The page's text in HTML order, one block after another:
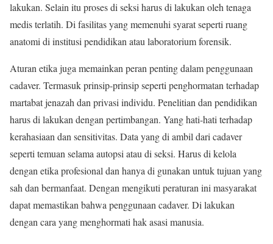
lakukan. Selain itu proses di seksi harus di lakukan oleh tenaga
medis terlatih. Di fasilitas yang memenuhi syarat seperti ruang
anatomi di institusi pendidikan atau laboratorium forensik.
Aturan etika juga memainkan peran penting dalam penggunaan
cadaver. Termasuk prinsip-prinsip seperti penghormatan terhadap
martabat jenazah dan privasi individu. Penelitian dan pendidikan
harus di lakukan dengan pertimbangan. Yang hati-hati terhadap
kerahasiaan dan sensitivitas. Data yang di ambil dari cadaver
seperti temuan selama autopsi atau di seksi. Harus di kelola
dengan etika profesional dan hanya di gunakan untuk tujuan yang
sah dan bermanfaat. Dengan mengikuti peraturan ini masyarakat
dapat memastikan bahwa penggunaan cadaver. Di lakukan
dengan cara yang menghormati hak asasi manusia.